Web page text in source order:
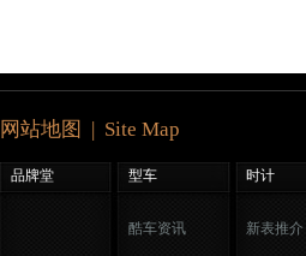
网站地图 | Site Map
品牌堂 型车 时计
酷车资讯 新表推介